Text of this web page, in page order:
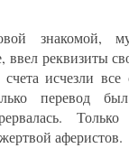
знакомой,
ввел реквизиты
исчезли
перевод
аферистов.